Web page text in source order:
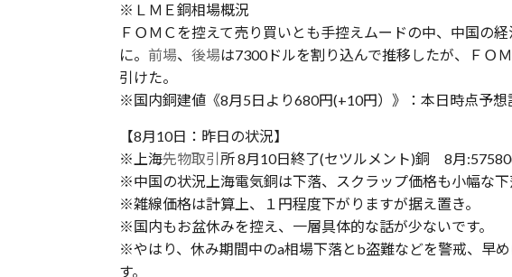
※ＬＭＥ銅相場概況
ＦＯＭＣを控えて売り買いとも手控えムードの中、中国の
に。 前場、 後場は7300ドルを割り込んで推移したが、ＦＯ
引けた。
※国内銅建値《8月5日より680円(+10円）》：本日時点予
【8月10日：昨日の状況】
※上海先物取引 所 8月10日終了(セツルメント)銅 8月
※中国の状況上海電気銅は下落、スクラップ価格も小幅な下
※雑線価格は計算上、１円程度下がりますが据え置き。
※国内もお盆休みを控え、一層具体的な話が少ないです。
※やはり、休み期間中のa相場下落とb盗難などを警戒、早
す。